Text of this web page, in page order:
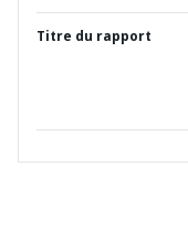
Titre du rapport